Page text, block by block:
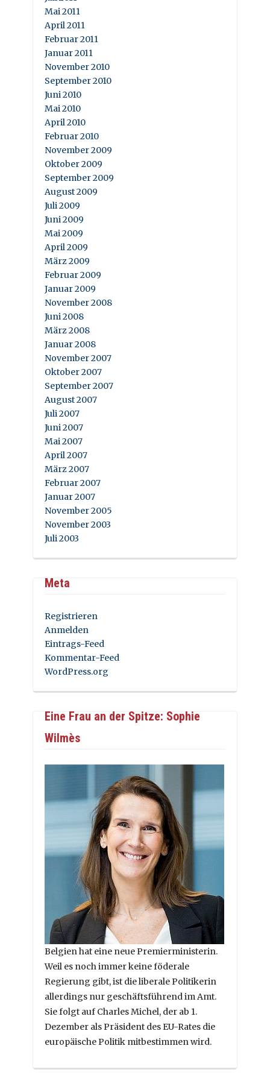
Mai 2011
April 2011
Februar 2011
Januar 2011
November 2010
September 2010
Juni 2010
Mai 2010
April 2010
Februar 2010
November 2009
Oktober 2009
September 2009
August 2009
Juli 2009
Juni 2009
Mai 2009
April 2009
März 2009
Februar 2009
Januar 2009
November 2008
Juni 2008
März 2008
Januar 2008
November 2007
Oktober 2007
September 2007
August 2007
Juli 2007
Juni 2007
Mai 2007
April 2007
März 2007
Februar 2007
Januar 2007
November 2005
November 2003
Juli 2003
Meta
Registrieren
Anmelden
Eintrags-Feed
Kommentar-Feed
WordPress.org
Eine Frau an der Spitze: Sophie
Wilmès
Belgien hat eine neue Premierministerin.
Weil es noch immer keine föderale
Regierung gibt, ist die liberale Politikerin
allerdings nur geschäftsführend im Amt.
Sie folgt auf Charles Michel, der ab 1.
Dezember als Präsident des EU-Rates die
europäische Politik mitbestimmen wird.